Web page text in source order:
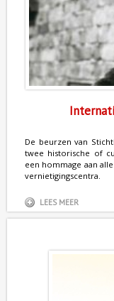
De beurzen van
twee historische of
een hommage aan
vernietigingscentra.
LEES MEER